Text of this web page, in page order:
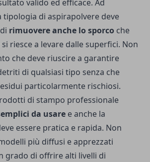
valido ed efficace. Ad
tipologia di aspirapolvere deve
rimuovere anche lo sporco che
riesce a levare dalle superfici. Non
che deve riuscire a garantire
di qualsiasi tipo senza che
particolarmente rischiosi.
di stampo professionale
da usare e anche la
essere pratica e rapida. Non
più diffusi e apprezzati
grado di offrire alti livelli di